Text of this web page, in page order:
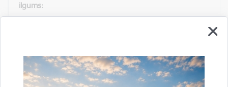
uzlabotu vietnes darbību un
pakalpojumus)